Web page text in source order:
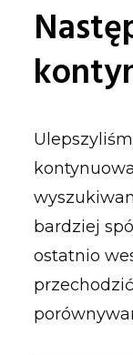
bardziej
ostatnio